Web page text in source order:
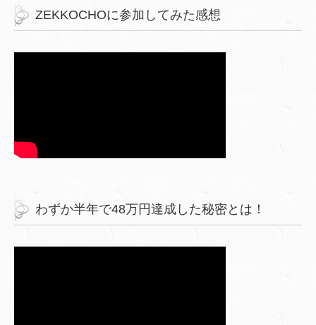
ZEKKOCHOに参加してみた感想
わずか半年で48万円達成した秘密とは！